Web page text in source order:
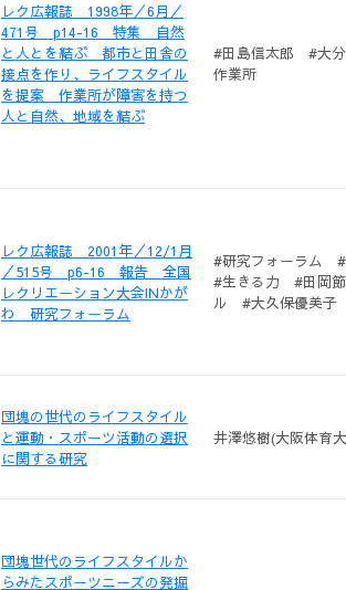
レク広報誌 1998年／6月／
471号 p14-16 特集 自然
と人とを結ぶ 都市と田舎の
接点を作り、ライフスタイル
を提案 作業所が障害を持つ
人と自然、地域を結ぶ
#田島信太郎 #大
作業所
レク広報誌 2001年／12/1月
／515号 p6-16 報告 全国
レクリエーション大会INかが
わ 研究フォーラム
#研究フォーラム
#生きる力 #田岡
ル #大久保優美子
島 #恵比須暁美
団塊の世代のライフスタイル
と運動・スポーツ活動の選択
に関する研究
井澤悠樹(大阪体育
団塊世代のライフスタイルか
らみたスポーツニーズの発掘